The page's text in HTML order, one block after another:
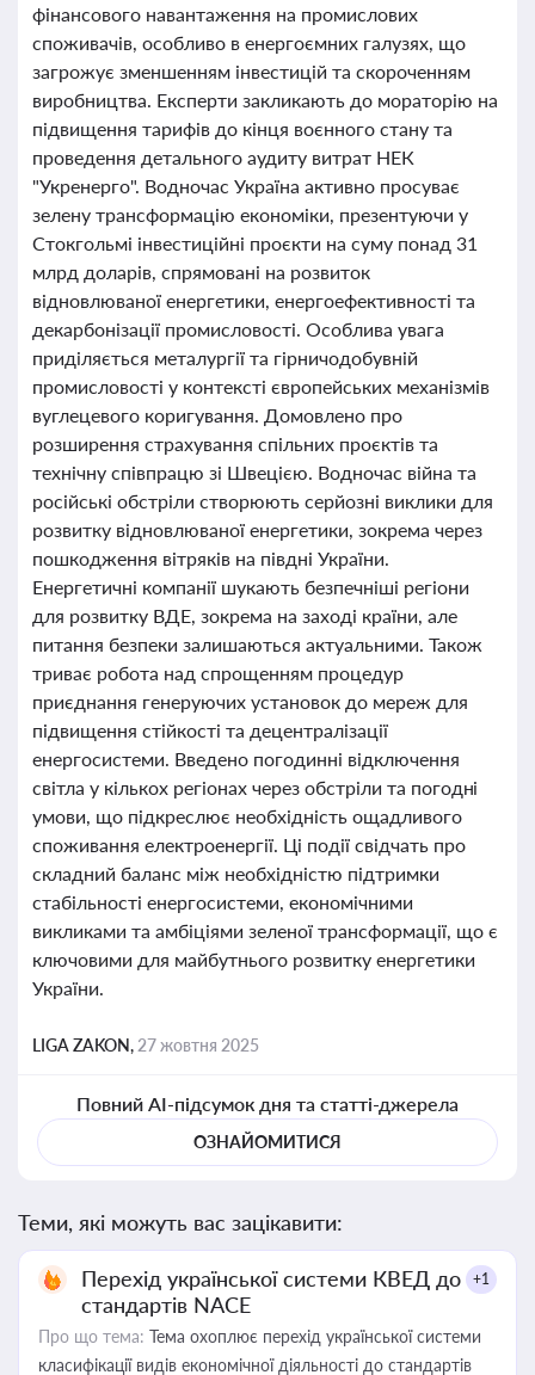
фінансового навантаження на промислових
споживачів, особливо в енергоємних галузях, що
загрожує зменшенням інвестицій та скороченням
виробництва. Експерти закликають до мораторію на
підвищення тарифів до кінця воєнного стану та
проведення детального аудиту витрат НЕК
"Укренерго". Водночас Україна активно просуває
зелену трансформацію економіки, презентуючи у
Стокгольмі інвестиційні проєкти на суму понад 31
млрд доларів, спрямовані на розвиток
відновлюваної енергетики, енергоефективності та
декарбонізації промисловості. Особлива увага
приділяється металургії та гірничодобувній
промисловості у контексті європейських механізмів
вуглецевого коригування. Домовлено про
розширення страхування спільних проєктів та
технічну співпрацю зі Швецією. Водночас війна та
російські обстріли створюють серйозні виклики для
розвитку відновлюваної енергетики, зокрема через
пошкодження вітряків на півдні України.
Енергетичні компанії шукають безпечніші регіони
для розвитку ВДЕ, зокрема на заході країни, але
питання безпеки залишаються актуальними. Також
триває робота над спрощенням процедур
приєднання генеруючих установок до мереж для
підвищення стійкості та децентралізації
енергосистеми. Введено погодинні відключення
світла у кількох регіонах через обстріли та погодні
умови, що підкреслює необхідність ощадливого
споживання електроенергії. Ці події свідчать про
складний баланс між необхідністю підтримки
стабільності енергосистеми, економічними
викликами та амбіціями зеленої трансформації, що є
ключовими для майбутнього розвитку енергетики
України.
LIGA ZAKON, 27 жовтня 2025
Повний AI-підсумок дня та статті-джерела
ОЗНАЙОМИТИСЯ
Теми, які можуть вас зацікавити:
Перехід української системи КВЕД до
стандартів NACE
+1
Про що тема: Тема охоплює перехід української системи
класифікації видів економічної діяльності до стандартів